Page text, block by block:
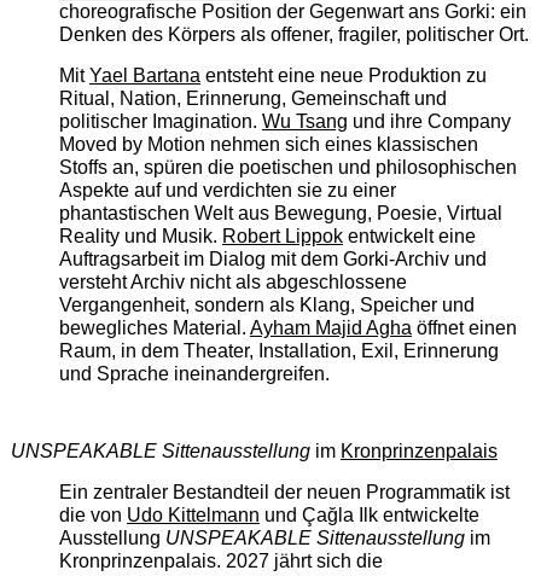
choreografische Position der Gegenwart ans Gorki: ein
Denken des Körpers als offener, fragiler, politischer Ort.
MitYael Bartanaentsteht eine neue Produktion zu
Ritual, Nation, Erinnerung, Gemeinschaft und
politischer Imagination. Wu Tsang und ihre Company
Moved by Motion nehmen sich eines klassischen
Stoffs an, spüren die poetischen und philosophischen
Aspekte auf und verdichten sie zu einer
phantastischen Welt aus Bewegung, Poesie, Virtual
Reality und Musik. Robert Lippokentwickelt eine
Auftragsarbeit im Dialog mit dem Gorki-Archiv und
versteht Archiv nicht als abgeschlossene
Vergangenheit, sondern als Klang, Speicher und
bewegliches Material. Ayham Majid Aghaöffnet einen
Raum, in dem Theater, Installation, Exil, Erinnerung
und Sprache ineinandergreifen.
UNSPEAKABLE Sittenausstellungim Kronprinzenpalais
Ein zentraler Bestandteil der neuen Programmatik ist
die von Udo Kittelmann und Çağla Ilk entwickelte
Ausstellung UNSPEAKABLE Sittenausstellungim
Kronprinzenpalais. 2027 jährt sich die